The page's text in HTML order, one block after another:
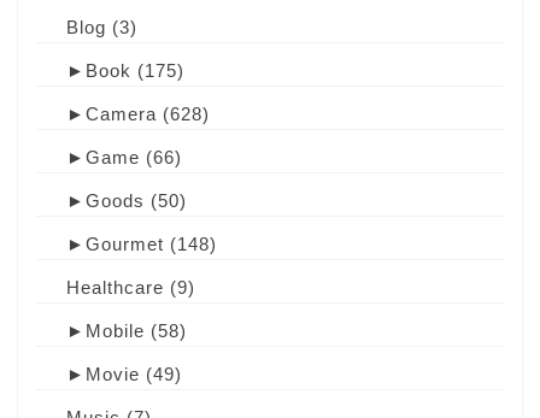
Blog (3)
► Book (175)
► Camera (628)
► Game (66)
► Goods (50)
► Gourmet (148)
Healthcare (9)
► Mobile (58)
► Movie (49)